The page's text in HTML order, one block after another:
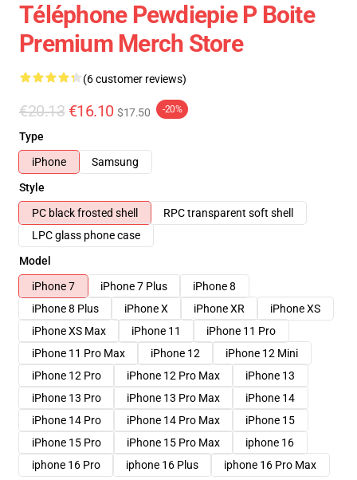
Téléphone Pewdiepie P Boite
Premium Merch Store
(6 customer reviews)
€20.13 €16.10 $17.50 -20%
Type
iPhone
Samsung
Style
PC black frosted shell
RPC transparent soft shell
LPC glass phone case
Model
iPhone 7
iPhone 7 Plus
iPhone 8
iPhone 8 Plus
iPhone X iPhone XR
iPhone XS
iPhone XS Max
iPhone 11
iPhone 11 Pro
iPhone 11 Pro Max
iPhone 12
iPhone 12 Mini
iPhone 12 Pro
iPhone 12 Pro Max
iPhone 13
iPhone 13 Pro
iPhone 13 Pro Max
iPhone 14
iPhone 14 Pro
iPhone 14 Pro Max
iPhone 15
iPhone 15 Pro
iPhone 15 Pro Max
iphone 16
iphone 16 Pro
iphone 16 Plus iphone 16 Pro Max